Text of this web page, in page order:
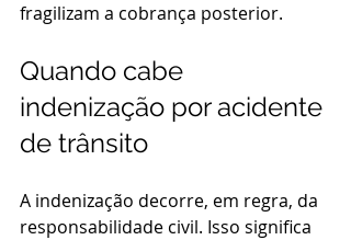
fragilizam a cobrança posterior.
Quando cabe
indenização por acidente
de trânsito
A indenização decorre, em regra, da
responsabilidade civil. Isso significa